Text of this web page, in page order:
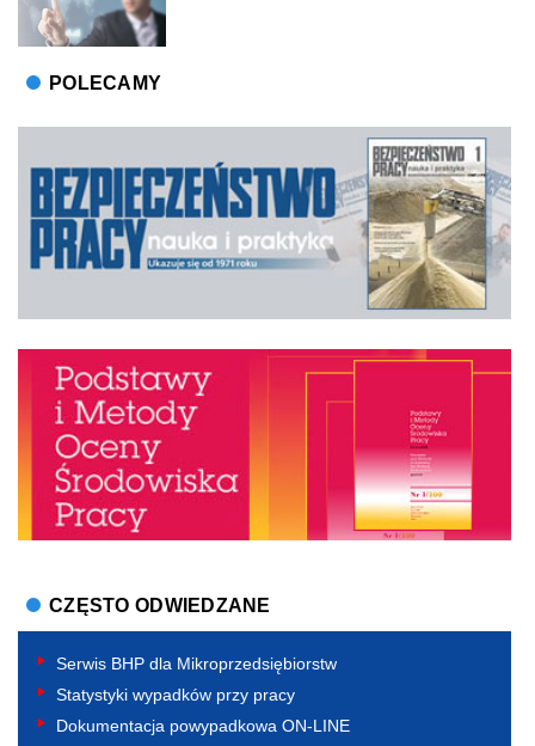
POLECAMY
CZĘSTO ODWIEDZANE
Serwis BHP dla Mikroprzedsiębiorstw
Statystyki wypadków przy pracy
Dokumentacja powypadkowa ON-LINE